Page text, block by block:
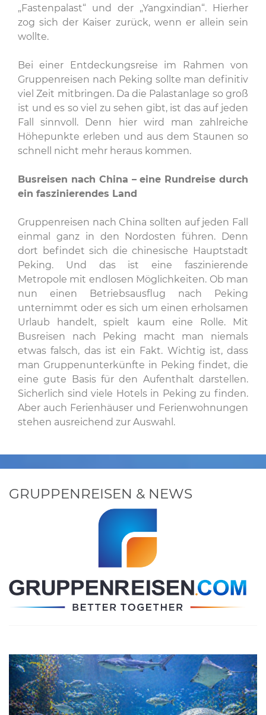
„Fastenpalast“ und der „Yangxindian“. Hierher
zog sich der Kaiser zurück, wenn er allein sein
wollte.
Bei einer Entdeckungsreise im Rahmen von
Gruppenreisen nach Peking sollte man definitiv
viel Zeit mitbringen. Da die Palastanlage so groß
ist und es so viel zu sehen gibt, ist das auf jeden
Fall sinnvoll. Denn hier wird man zahlreiche
Höhepunkte erleben und aus dem Staunen so
schnell nicht mehr heraus kommen.
Busreisen nach China – eine Rundreise durch
ein faszinierendes Land
Gruppenreisen nach China sollten auf jeden Fall
einmal ganz in den Nordosten führen. Denn
dort befindet sich die chinesische Hauptstadt
Peking. Und das ist eine faszinierende
Metropole mit endlosen Möglichkeiten. Ob man
nun einen Betriebsausflug nach Peking
unternimmt oder es sich um einen erholsamen
Urlaub handelt, spielt kaum eine Rolle. Mit
Busreisen nach Peking macht man niemals
etwas falsch, das ist ein Fakt. Wichtig ist, dass
man Gruppenunterkünfte in Peking findet, die
eine gute Basis für den Aufenthalt darstellen.
Sicherlich sind viele Hotels in Peking zu finden.
Aber auch Ferienhäuser und Ferienwohnungen
stehen ausreichend zur Auswahl.
GRUPPENREISEN & NEWS